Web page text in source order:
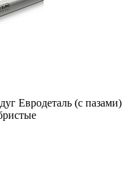
Евродеталь (с пазами)